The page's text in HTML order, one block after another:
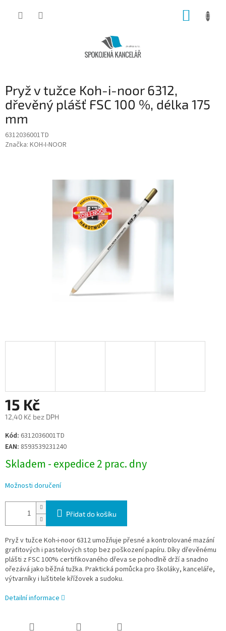
Pryž v tužce Koh-i-noor 6312,
dřevěný plášť FSC 100 %, délka 175
mm
6312036001TD
Značka: KOH-I-NOOR
15 Kč
12,40 Kč bez DPH
Měrná
cena:
Kód: 6312036001TD
EAN: 8593539231240
Skladem - expedice 2 prac. dny
Možnosti doručení
Přidat do košíku
Pryž v tužce Koh-i-noor 6312 umožňuje přesné a kontrolované mazání
grafitových i pastelových stop bez poškození papíru. Díky dřevěnému
plášti z FSC 100% certifikovaného dřeva se pohodlně drží a snadno
ořezává jako běžná tužka. Praktická pomůcka pro školáky, kanceláře,
výtvarníky i luštitele křížovek a sudoku.
Detailní informace